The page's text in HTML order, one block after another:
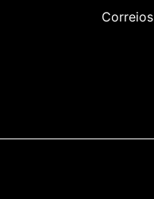
Correios